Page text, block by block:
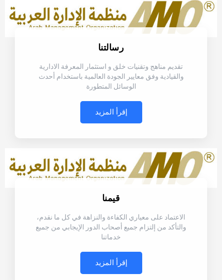
رسالتنا
تقديم مناهج وتقنيات خلق و استثمار المعرفة الادارية
والقيادية وفق معايير الجودة العالمية باستخدام أحدث
الوسائل المتطورة
إقرأ المزيد
قيمنا
الاعتماد على معياري الكفاءة والنزاهة في كل ما نقدم،
والتأكد من إلتزام جميع أصحاب الدور الإيجابي من جميع
خدماتنا
إقرأ المزيد